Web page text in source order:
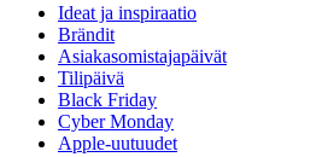
Ideat ja inspiraatio
Brändit
Asiakasomistajapäivät
Tilipäivä
Black Friday
Cyber Monday
Apple-uutuudet